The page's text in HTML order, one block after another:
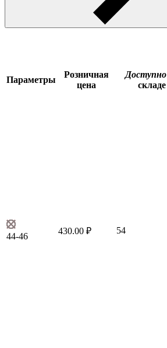
Параметры
Розничная
цена
Доступно
складе
44-46
430.00 ₽ 54